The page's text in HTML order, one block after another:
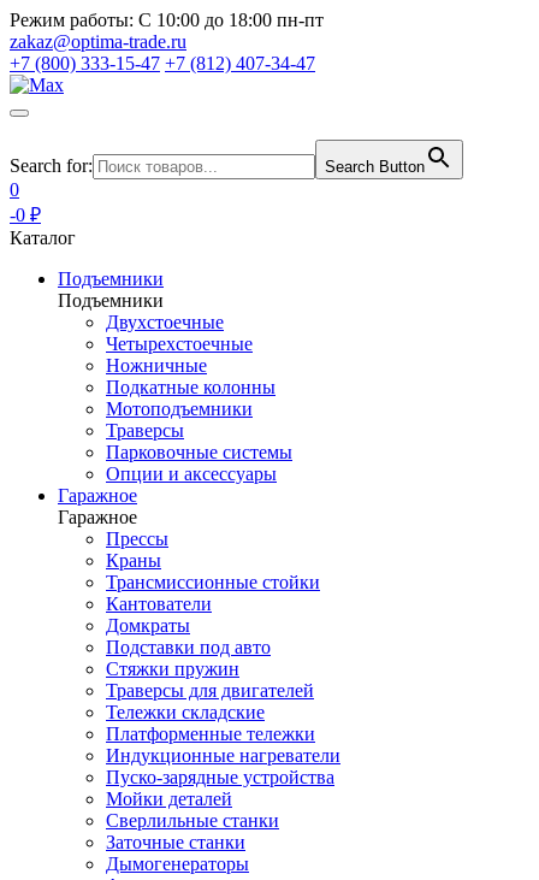
Режим работы: С 10:00 до 18:00 пн-пт
zakaz@optima-trade.ru
+7 (800) 333-15-47 +7 (812) 407-34-47
Search for: Search Button
0
-0 ₽
Каталог
Подъемники
Подъемники
Двухстоечные
Четырехстоечные
Ножничные
Подкатные колонны
Мотоподъемники
Траверсы
Парковочные системы
Опции и аксессуары
Гаражное
Гаражное
Прессы
Краны
Трансмиссионные стойки
Кантователи
Домкраты
Подставки под авто
Стяжки пружин
Траверсы для двигателей
Тележки складские
Платформенные тележки
Индукционные нагреватели
Пуско-зарядные устройства
Мойки деталей
Сверлильные станки
Заточные станки
Дымогенераторы